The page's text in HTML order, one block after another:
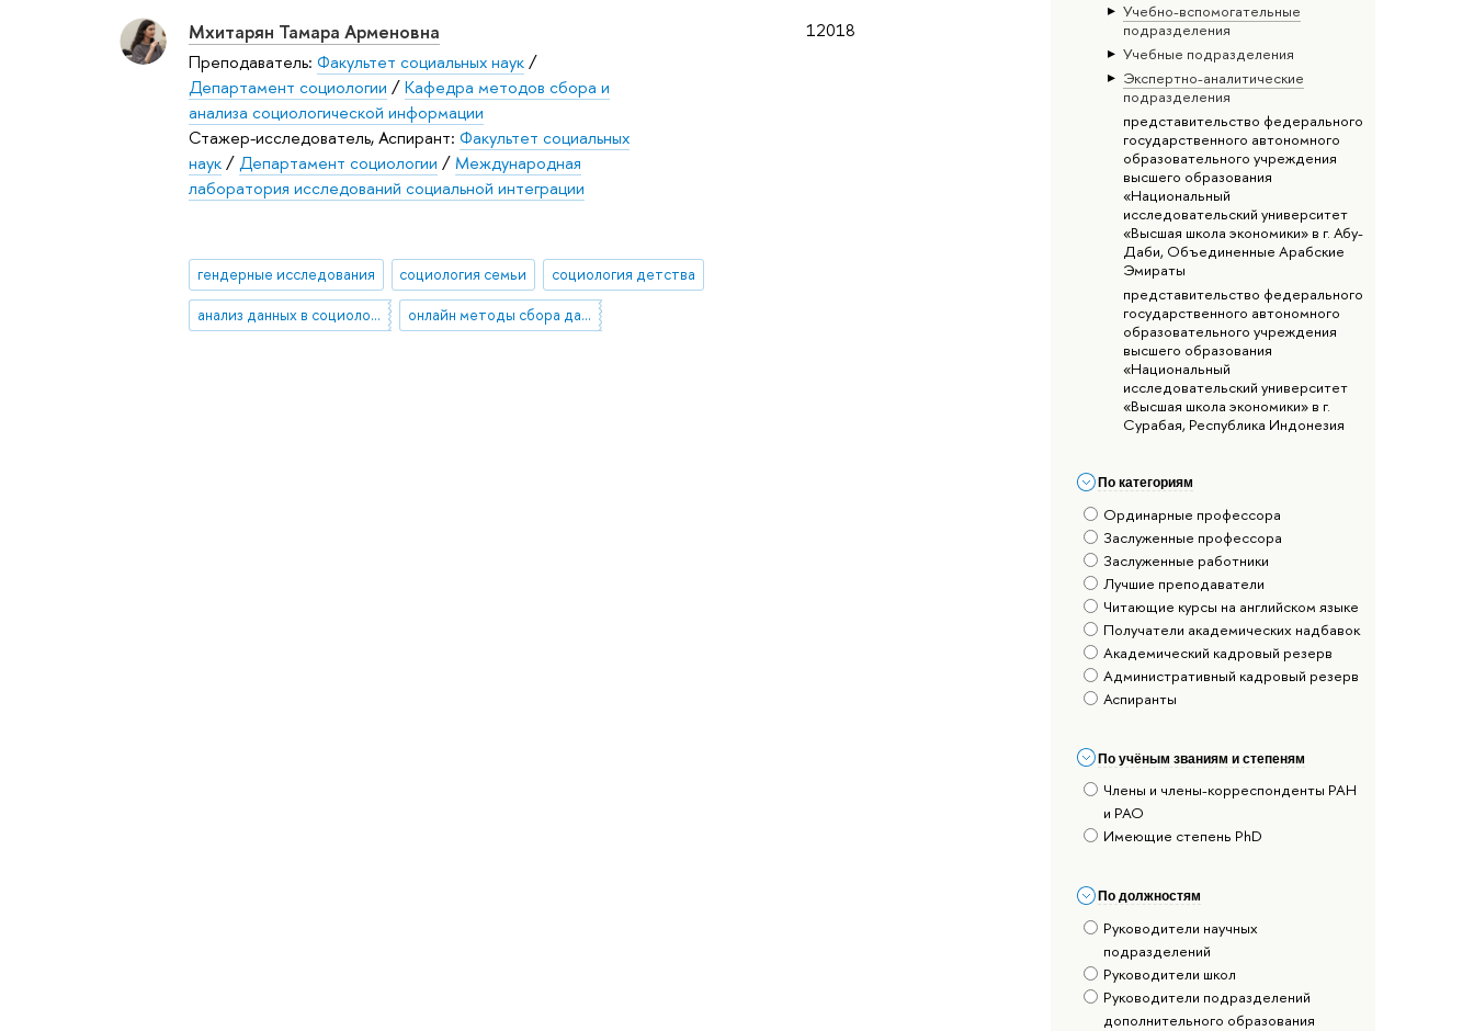
Учебно-вспомогательные
подразделения
Учебные подразделения
Экспертно-аналитические
подразделения
представительство федерального
государственного автономного
образовательного учреждения
высшего образования
«Национальный
исследовательский университет
«Высшая школа экономики» в г. Абу-
Даби, Объединенные Арабские
Эмираты
представительство федерального
государственного автономного
образовательного учреждения
высшего образования
«Национальный
исследовательский университет
«Высшая школа экономики» в г.
Сурабая, Республика Индонезия
По категориям
Ординарные профессора
Заслуженные профессора
Заслуженные работники
Лучшие преподаватели
Читающие курсы на английском языке
Получатели академических надбавок
Академический кадровый резерв
Административный кадровый резерв
Аспиранты
По учёным званиям и степеням
Члены и члены-корреспонденты РАН
и РАО
Имеющие степень PhD
По должностям
Руководители научных
подразделений
Руководители школ
Руководители подразделений
дополнительного образования
12018
Мхитарян Тамара Арменовна
Преподаватель: Факультет социальных наук/
Департамент социологии /Кафедра методов сбора и
анализа социологической информации
Стажер-исследователь, Аспирант: Факультет социальных
наук/Департамент социологии /Международная
лаборатория исследований социальной интеграции
гендерные исследования социология семьи социология детства
анализ данных в социологии онлайн методы сбора данных